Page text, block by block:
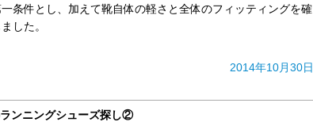
条件とし、加えて靴自体の軽さと全体のフィッティングを確
した。
2014年10月30日
ンニングシューズ探し②